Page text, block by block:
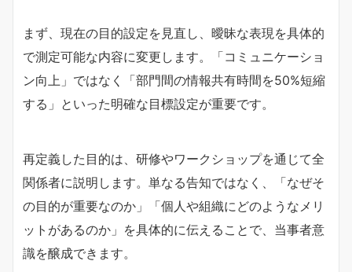
まず、現在の目的設定を見直し、曖昧な表現を具体的
で測定可能な内容に変更します。「コミュニケーショ
ン向上」ではなく「部門間の情報共有時間を50%短縮
する」といった明確な目標設定が重要です。
再定義した目的は、研修やワークショップを通じて全
関係者に説明します。単なる告知ではなく、「なぜそ
の目的が重要なのか」「個人や組織にどのようなメリ
ットがあるのか」を具体的に伝えることで、当事者意
識を醸成できます。